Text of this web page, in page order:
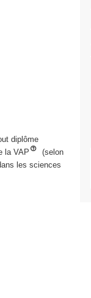
diplôme
la VAP
(selon
les sciences